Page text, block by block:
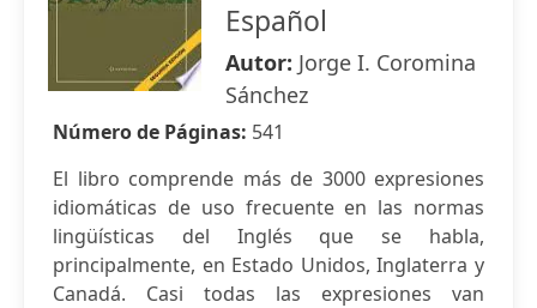
Español
Autor: Jorge I. Coromina
Sánchez
Número de Páginas: 541
El libro comprende más de 3000 expresiones
idiomáticas de uso frecuente en las normas
lingüísticas del Inglés que se habla,
principalmente, en Estado Unidos, Inglaterra y
Canadá. Casi todas las expresiones van